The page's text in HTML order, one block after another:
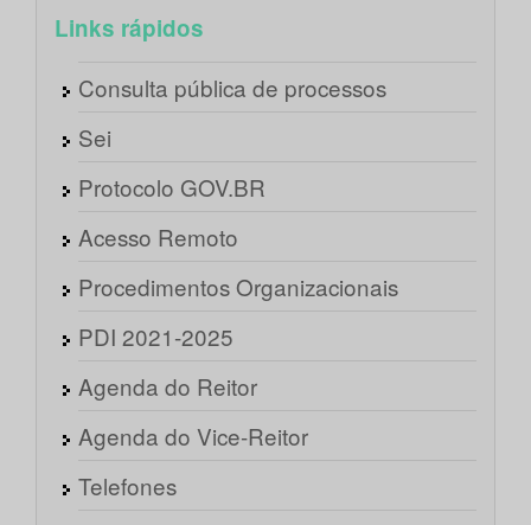
Links rápidos
Consulta pública de processos
Sei
Protocolo GOV.BR
Acesso Remoto
Procedimentos Organizacionais
PDI 2021-2025
Agenda do Reitor
Agenda do Vice-Reitor
Telefones